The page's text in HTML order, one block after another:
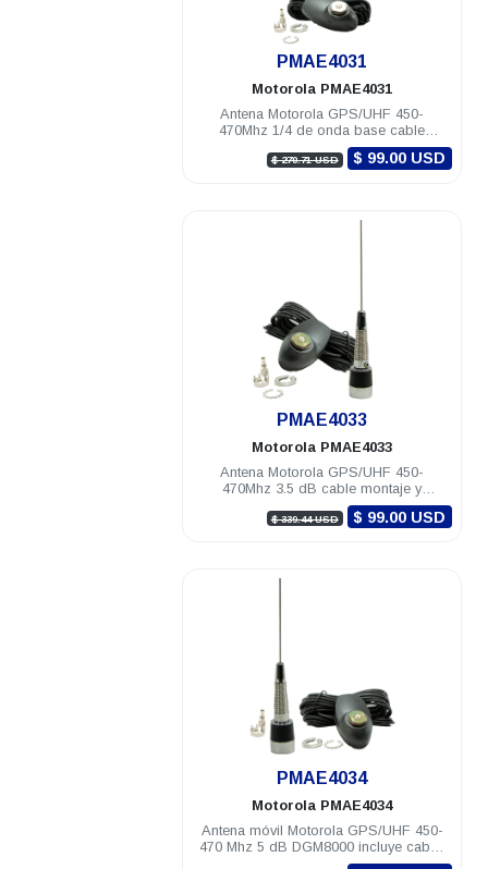
PMAE4031
Motorola PMAE4031
Antena Motorola GPS/UHF 450-
470Mhz 1/4 de onda base cable
montaje y conectores MINI-U
DGM8000e
$ 270.71 USD $ 99.00 USD
PMAE4033
Motorola PMAE4033
Antena Motorola GPS/UHF 450-
470Mhz 3.5 dB cable montaje y
conectores DGM8000e DGM8500e
$ 339.44 USD $ 99.00 USD
PMAE4034
Motorola PMAE4034
Antena móvil Motorola GPS/UHF 450-
470 Mhz 5 dB DGM8000 incluye cable,
montaje y conectores